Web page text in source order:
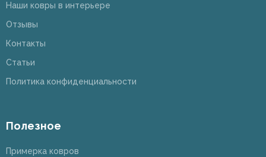
Наши ковры в интерьере
Отзывы
Контакты
Статьи
Политика конфиденциальности
Полезное
Примерка ковров